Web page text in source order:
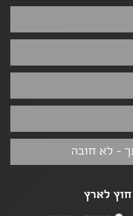
חוץ לארץ